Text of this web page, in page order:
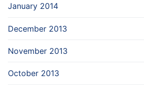
January 2014
December 2013
November 2013
October 2013